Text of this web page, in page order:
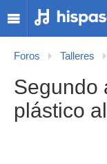
Foros Talleres
Segundo
plástico